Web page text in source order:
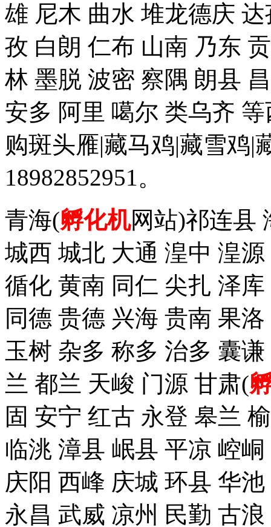
雄 尼木 曲水 堆龙德庆
孜 白朗 仁布 山南 乃东
林 墨脱 波密 察隅 朗县
安多 阿里 噶尔 类乌齐
购斑头雁|藏马鸡|藏雪鸡|
18982852951。
青海(孵化机网站)祁连县
城西 城北 大通 湟中 湟
循化 黄南 同仁 尖扎 泽
同德 贵德 兴海 贵南 果
玉树 杂多 称多 治多 囊
兰 都兰 天峻 门源 甘肃(
固 安宁 红古 永登 皋兰
临洮 漳县 岷县 平凉 崆
庆阳 西峰 庆城 环县 华
永昌 武威 凉州 民勤 古